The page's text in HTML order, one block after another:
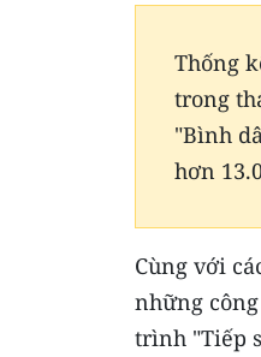
Thống
trong
"Bình
hơn
Cùng với
những
trình "Tiếp